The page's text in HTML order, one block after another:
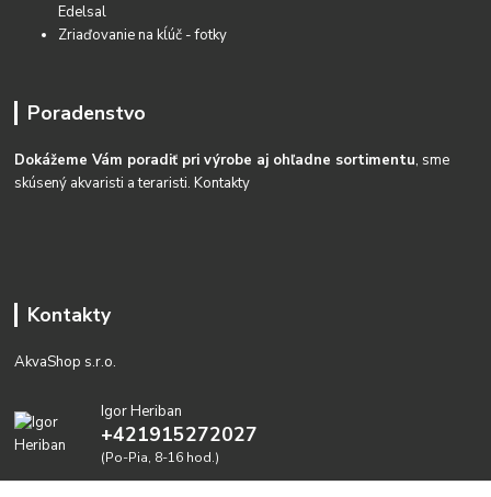
Edelsal
Zriaďovanie na kĺúč - fotky
Poradenstvo
Dokážeme Vám poradiť pri výrobe aj ohľadne sortimentu, sme
skúsený akvaristi a teraristi.Kontakty
Kontakty
AkvaShop s.r.o.
Igor Heriban
+421915272027
(Po-Pia, 8-16 hod.)